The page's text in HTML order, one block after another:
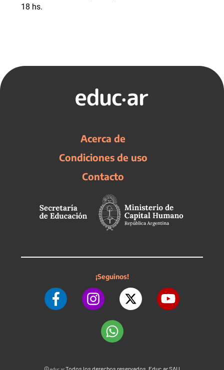
18 hs.
Acerca de
Condiciones de uso
Contacto
¡Seguinos!
© Todos los derechos reservados. Educ.ar SAU